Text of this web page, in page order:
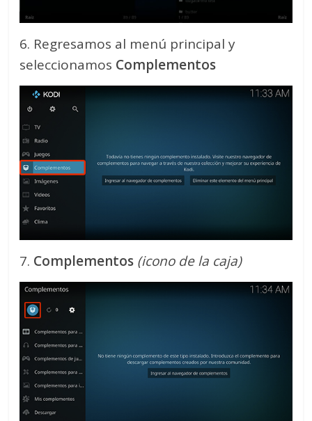
6. Regresamos al menú principal y
seleccionamos Complementos
7. Complementos (icono de la caja)